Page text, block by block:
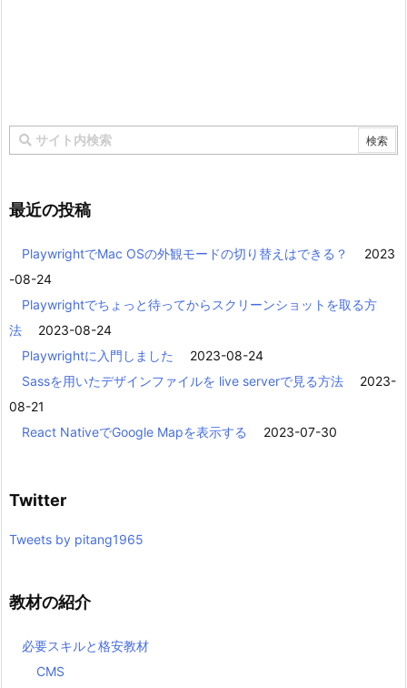
最近の投稿
PlaywrightでMac OSの外観モードの切り替えはできる？
2023
-08-24
Playwrightでちょっと待ってからスクリーンショットを取る方
法
2023-08-24
Playwrightに入門しました
2023-08-24
Sassを用いたデザインファイルを live serverで見る方法
2023-
08-21
React NativeでGoogle Mapを表示する
2023-07-30
Twitter
Tweets by pitang1965
教材の紹介
必要スキルと格安教材
CMS